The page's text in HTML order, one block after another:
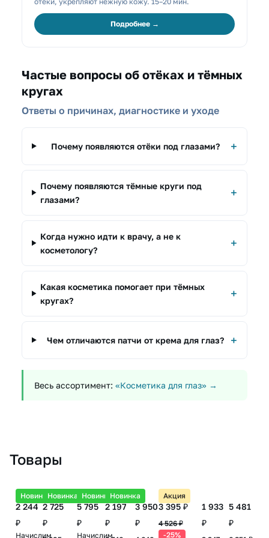
Подробнее →
Частые вопросы об отёках и тёмных
кругах
Ответы о причинах, диагностике и уходе
Почему появляются отёки под глазами?
Почему появляются тёмные круги под
глазами?
Когда нужно идти к врачу, а не к
косметологу?
Какая косметика помогает при тёмных
кругах?
Чем отличаются патчи от крема для глаз?
Весь ассортимент: «Косметика для глаз» →
Товары
Новинка
2 244
₽
Начислим
Новинка
2 725
₽
Новинка
5 795
₽
Начислим
Новинка
2 197
₽
3 950
₽
Акция
3 395 ₽
4 526 ₽
-25%
1 933
₽
5 481
₽